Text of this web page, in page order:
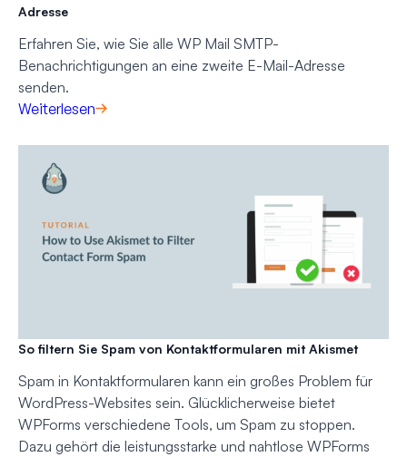
Adresse
Erfahren Sie, wie Sie alle WP Mail SMTP-
Benachrichtigungen an eine zweite E-Mail-Adresse
senden.
Weiterlesen
So filtern Sie Spam von Kontaktformularen mit Akismet
Spam in Kontaktformularen kann ein großes Problem für
WordPress-Websites sein. Glücklicherweise bietet
WPForms verschiedene Tools, um Spam zu stoppen.
Dazu gehört die leistungsstarke und nahtlose WPForms